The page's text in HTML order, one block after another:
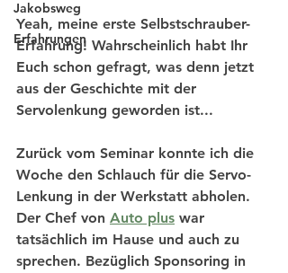
Jakobsweg
Erfahrungen
Yeah, meine erste Selbstschrauber-
Erfahrung! Wahrscheinlich habt Ihr
Euch schon gefragt, was denn jetzt
aus der Geschichte mit der
Servolenkung geworden ist...
Zurück vom Seminar konnte ich die
Woche den Schlauch für die Servo-
Lenkung in der Werkstatt abholen.
Der Chef von Auto plus war
tatsächlich im Hause und auch zu
sprechen. Bezüglich Sponsoring in